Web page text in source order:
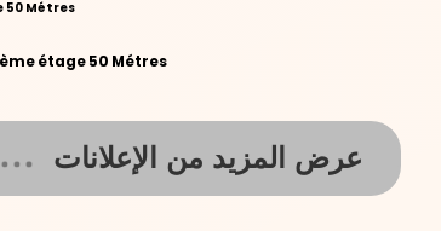
étage 50 Métres
عرض المزيد من الإعلانات